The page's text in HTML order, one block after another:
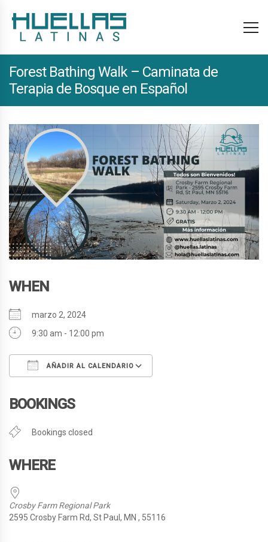
Forest Bathing Walk – Caminata de
Terapia de Bosque en Español
WHEN
marzo 2, 2024
9:30 am - 12:00 pm
AÑADIR AL CALENDARIO
BOOKINGS
Bookings closed
WHERE
Crosby Farm Regional Park
2595 Crosby Farm Rd, St Paul, MN , 55116